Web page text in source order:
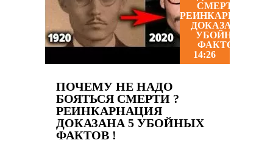
14:26
ПОЧЕМУ НЕ НАДО
БОЯТЬСЯ СМЕРТИ ?
РЕИНКАРНАЦИЯ
ДОКАЗАНА 5 УБОЙНЫХ
ФАКТОВ !